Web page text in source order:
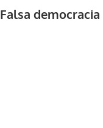
Falsa democracia